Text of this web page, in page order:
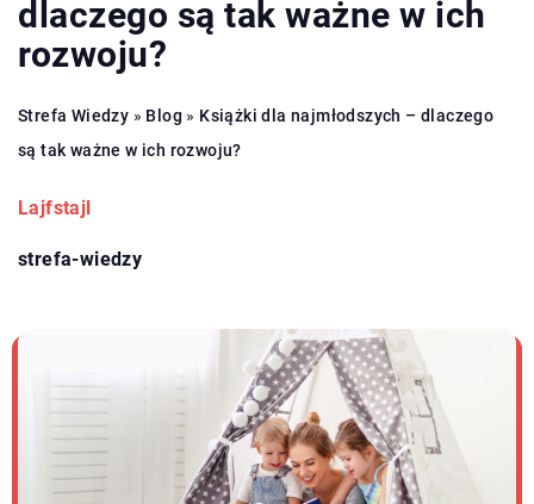
dlaczego są tak ważne w ich
rozwoju?
Strefa Wiedzy » Blog » Książki dla najmłodszych – dlaczego
są tak ważne w ich rozwoju?
Lajfstajl
strefa-wiedzy